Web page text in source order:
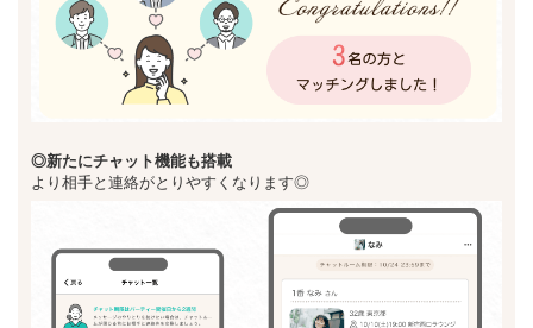
◎新たにチャット機能も搭載
より相手と連絡がとりやすくなります◎